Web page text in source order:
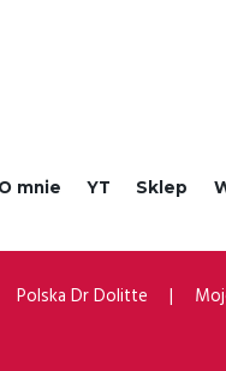
O mnie YT Sklep
Polska Dr Dolitte